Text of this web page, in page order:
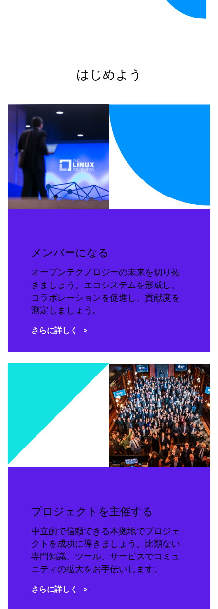
はじめよう
メンバーになる
オープンテクノロジーの未来を切り拓
きましょう。エコシステムを形成し、
コラボレーションを促進し、貢献度を
測定しましょう。
さらに詳しく
プロジェクトを主催する
中立的で信頼できる本拠地でプロジェ
クトを成功に導きましょう。比類ない
専門知識、ツール、サービスでコミュ
ニティの拡大をお手伝いします。
さらに詳しく